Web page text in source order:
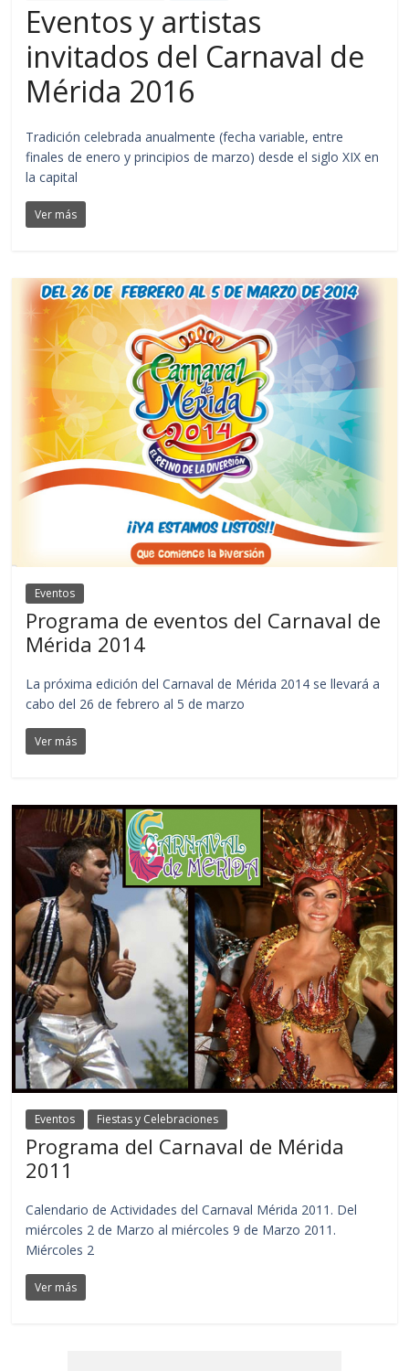
Eventos y artistas
invitados del Carnaval de
Mérida 2016
Tradición celebrada anualmente (fecha variable, entre
finales de enero y principios de marzo) desde el siglo XIX en
la capital
Ver más
Eventos
Programa de eventos del Carnaval de
Mérida 2014
La próxima edición del Carnaval de Mérida 2014 se llevará a
cabo del 26 de febrero al 5 de marzo
Ver más
Eventos Fiestas y Celebraciones
Programa del Carnaval de Mérida
2011
Calendario de Actividades del Carnaval Mérida 2011. Del
miércoles 2 de Marzo al miércoles 9 de Marzo 2011.
Miércoles 2
Ver más